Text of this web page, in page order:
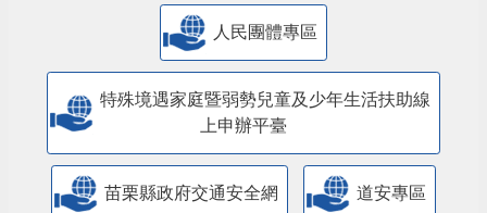
人民團體專區
特殊境遇家庭暨弱勢兒童及少年生活扶助線
上申辦平臺
苗栗縣政府交通安全網 道安專區